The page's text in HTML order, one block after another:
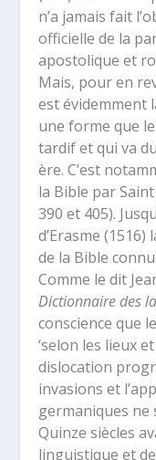
n’a jamais fait
officielle de la
apostolique et
Mais, pour en
est évidemment
une forme que
tardif et qui va
ère. C’est
la Bible par
390 et 405).
d’Erasme
de la Bible
Comme le dit
Dictionnaire des
conscience que
‘selon les lieux
dislocation
invasions et
germaniques ne
Quinze siècles
linguistique et